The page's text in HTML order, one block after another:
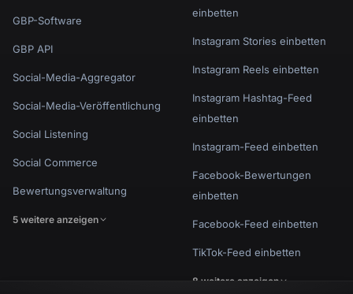
GBP-Software
GBP API
Social-Media-Aggregator
Social-Media-Veröffentlichung
Social Listening
Social Commerce
Bewertungsverwaltung
5 weitere anzeigen
einbetten
Instagram Stories einbetten
Instagram Reels einbetten
Instagram Hashtag-Feed
einbetten
Instagram-Feed einbetten
Facebook-Bewertungen
einbetten
Facebook-Feed einbetten
TikTok-Feed einbetten
8 weitere anzeigen